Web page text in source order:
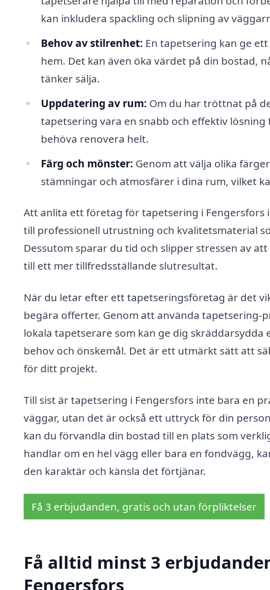
kan inkludera spackling och slipning av
Behov av stilrenhet: En tapetsering kan ge
hem. Det kan även öka värdet på din bostad,
tänker sälja.
Uppdatering av rum: Om du har tröttnat på
tapetsering vara en snabb och effektiv
behöva renovera helt.
Färg och mönster: Genom att välja olika
stämningar och atmosfärer i dina rum, vilket
Att anlita ett företag för tapetsering i
till professionell utrustning och kvalitetsmaterial
Dessutom sparar du tid och slipper stressen av
till ett mer tillfredsställande slutresultat.
När du letar efter ett tapetseringsföretag är det
begära offerter. Genom att använda tapetsering-
lokala tapetserare som kan ge dig
behov och önskemål. Det är ett utmärkt sätt att
för ditt projekt.
Till sist är tapetsering i Fengersfors inte bara en
väggar, utan det är också ett uttryck för din
kan du förvandla din bostad till en plats som
handlar om en hel vägg eller bara en fondvägg,
den karaktär och känsla det förtjänar.
Få 3 erbjudanden, gratis och utan förpliktelser
Få alltid minst 3
Fengersfors